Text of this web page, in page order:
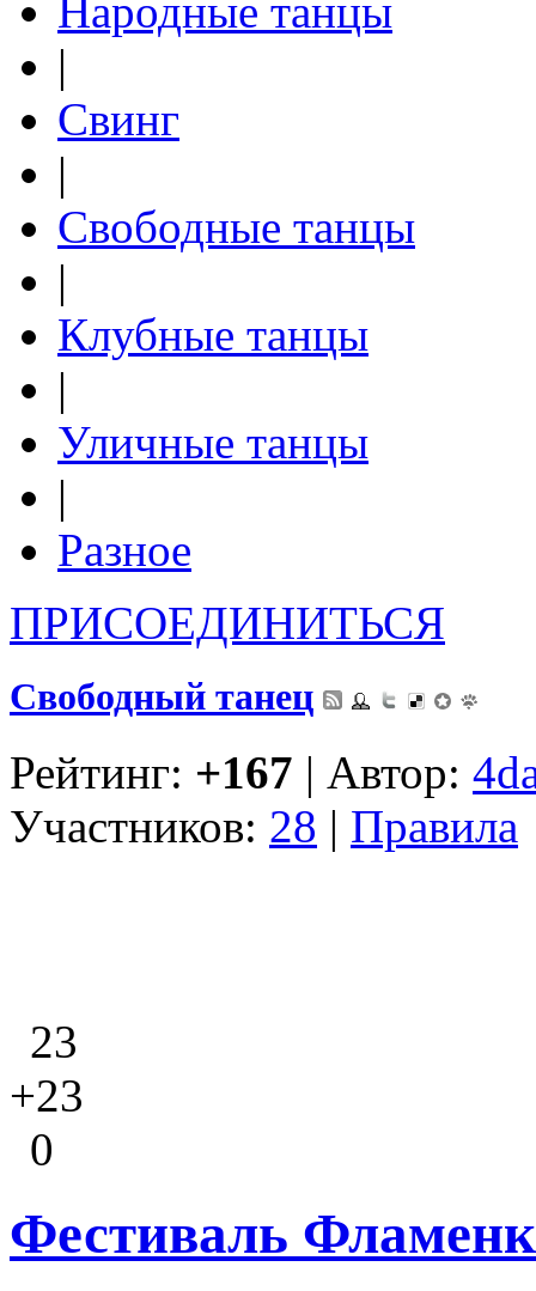
Народные танцы
|
Свинг
|
Свободные танцы
|
Клубные танцы
|
Уличные танцы
|
Разное
ПРИСОЕДИНИТЬСЯ
Свободный танец
Рейтинг: +167 | Автор:
Участников: 28 | Правила
23
+23
0
Фестиваль